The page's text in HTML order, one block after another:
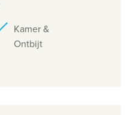
Kamer &
Ontbijt